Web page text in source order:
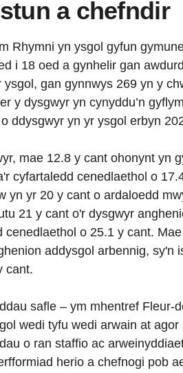
a chefndir
Rhymni yn ysgol gyfun
i 18 oed a gynhelir gan
ysgol, gan gynnwys 269 yn y
y dysgwyr yn cynyddu’n
ddysgwyr yn yr ysgol erbyn
mae 12.8 y cant ohonynt yn
cyfartaledd cenedlaethol o
yn yr 20 y cant o ardaloedd
21 y cant o'r dysgwyr
cenedlaethol o 25.1 y cant.
addysgol arbennig, sy'n
cant.
safle – ym mhentref Fleur-
wedi tyfu wedi arwain at
o ran staffio ac
herio a chefnogi pob